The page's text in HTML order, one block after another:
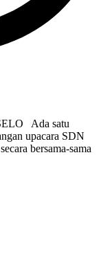
Ada satu
upacara SDN
bersama-sama